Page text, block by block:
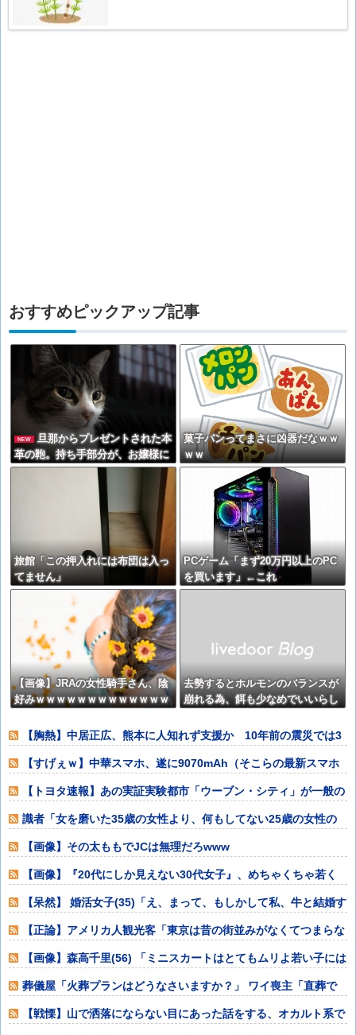
おすすめピックアップ記事
NEW
旦那からプレゼントされた本
革の鞄。持ち手部分が、お嬢様に
ｸﾁｬｸﾁｬ咬まれてボロボロに…。
旦那に見せたらあるものを見せて
菓子パンってまさに凶器だなｗｗ
ｗｗ
旅館「この押入れには布団は入っ
てません」
PCゲーム「まず20万円以上のPC
を買います」←これ
【画像】JRAの女性騎手さん、陰
好みｗｗｗｗｗｗｗｗｗｗｗｗｗ
去勢するとホルモンのバランスが
崩れる為、餌も少なめでいいらし
参考にしたほうがいい【再】
【胸熱】中居正広、熊本に人知れず支援か 10年前の震災では3
度現地入り「
【すげぇｗ】中華スマホ、遂に9070mAh（そこらの最新スマホ
の約2倍）
【トヨタ速報】あの実証実験都市「ウーブン・シティ」が一般の
居住希望者募集
識者「女を磨いた35歳の女性より、何もしてない25歳の女性の
方が圧倒的に
【画像】その太ももでJCは無理だろwww
【画像】『20代にしか見えない30代女子』、めちゃくちゃ若く
て可愛いww
【呆然】 婚活女子(35)「え、まって、もしかして私、牛と結婚す
るしかな
【正論】アメリカ人観光客「東京は昔の街並みがなくてつまらな
い。和風建築を
【画像】森高千里(56) 「ミニスカートはとてもムリよ若い子には
負けるわ
葬儀屋「火葬プランはどうなさいますか？」 ワイ喪主「直葬で
(即答)」葬儀
【戦慄】山で洒落にならない目にあった話をする、オカルト系で